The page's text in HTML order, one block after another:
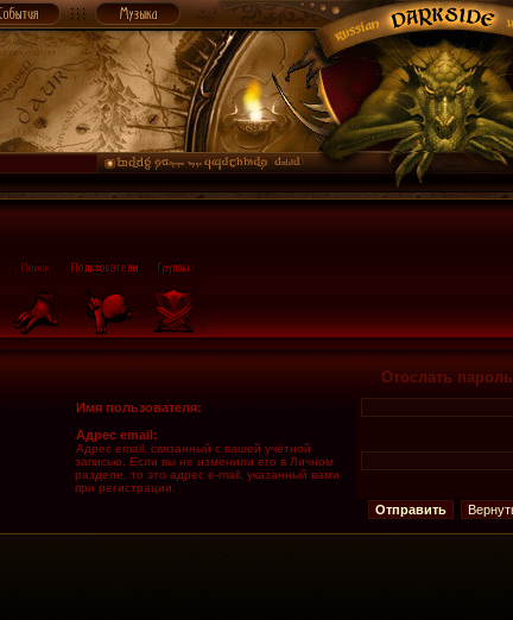
Отослать пароль
Имя пользователя:
Адрес email:
Адрес email, связанный с вашей учётной
записью. Если вы не изменили его в Личном
разделе, то это адрес e-mail, указанный вами
при регистрации.